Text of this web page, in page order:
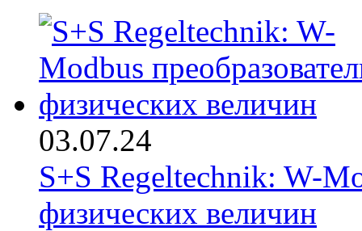
03.07.24
S+S Regeltechnik: W-
физических величин